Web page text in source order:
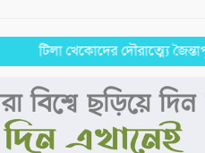
টিলা খেকোদের দৌরাত্ম্যে জৈন্তাপুরে